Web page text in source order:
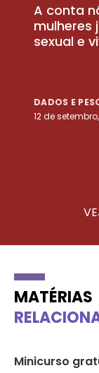
A conta
mulheres
sexual e
DADOS E
12 de
MATÉRIAS
Minicurso